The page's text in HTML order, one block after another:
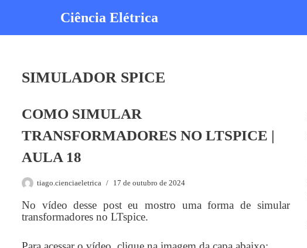
Ciência Elétrica
SIMULADOR SPICE
COMO SIMULAR
TRANSFORMADORES NO LTSPICE |
AULA 18
tiago.cienciaeletrica 17 de outubro de 2024
No vídeo desse post eu mostro uma forma de simular
transformadores no LTspice.